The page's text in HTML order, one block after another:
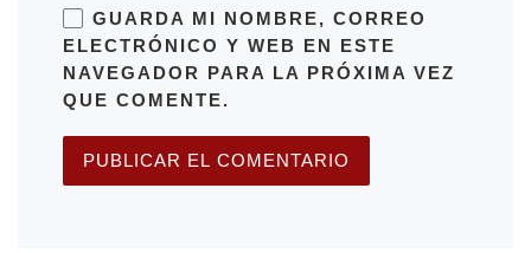
GUARDA MI NOMBRE, CORREO
ELECTRÓNICO Y WEB EN ESTE
NAVEGADOR PARA LA PRÓXIMA VEZ
QUE COMENTE.